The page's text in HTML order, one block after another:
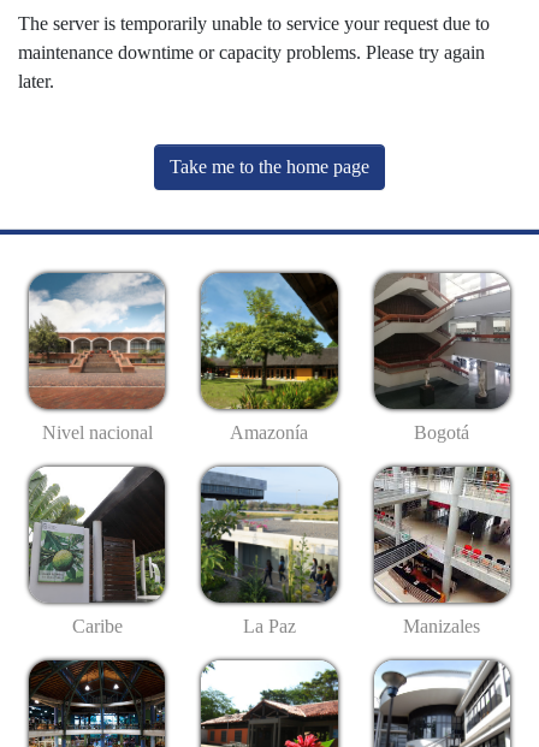
The server is temporarily unable to service your request due to
maintenance downtime or capacity problems. Please try again
later.
Take me to the home page
Nivel nacional Amazonía Bogotá
Caribe La Paz Manizales